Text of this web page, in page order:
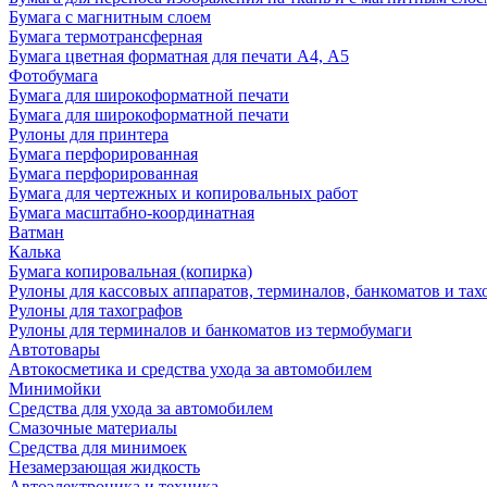
Бумага с магнитным слоем
Бумага термотрансферная
Бумага цветная форматная для печати А4, А5
Фотобумага
Бумага для широкоформатной печати
Бумага для широкоформатной печати
Рулоны для принтера
Бумага перфорированная
Бумага перфорированная
Бумага для чертежных и копировальных работ
Бумага масштабно-координатная
Ватман
Калька
Бумага копировальная (копирка)
Рулоны для кассовых аппаратов, терминалов, банкоматов и
Рулоны для тахографов
Рулоны для терминалов и банкоматов из термобумаги
Автотовары
Автокосметика и средства ухода за автомобилем
Минимойки
Средства для ухода за автомобилем
Смазочные материалы
Средства для минимоек
Незамерзающая жидкость